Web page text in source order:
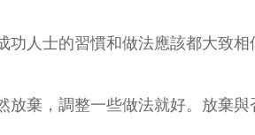
人士的習慣和做法應該都大致
棄，調整一些做法就好。放棄與